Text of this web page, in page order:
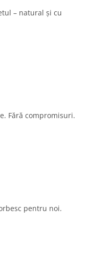
– natural și cu
Fără compromisuri.
pentru noi.